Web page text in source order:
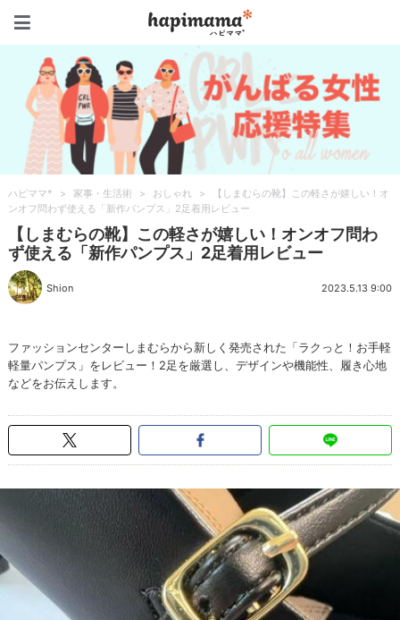
ハピママ* > 家事・生活術 > おしゃれ >
【しまむらの靴】この軽さが嬉しい！オ
ンオフ問わず使える「新作パンプス」2足着用レビュー
【しまむらの靴】この軽さが嬉しい！オンオフ問わ
ず使える「新作パンプス」2足着用レビュー
Shion 2023.5.13 9:00
ファッションセンターしまむらから新しく発売された「ラクっと！お手軽
軽量パンプス」をレビュー！2足を厳選し、デザインや機能性、履き心地
などをお伝えします。